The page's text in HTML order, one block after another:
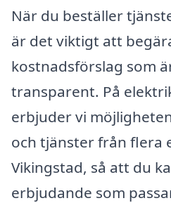
När du beställer
är det viktigt att
kostnadsförslag som
transparent. På
erbjuder vi
och tjänster från flera
Vikingstad, så att du
erbjudande som